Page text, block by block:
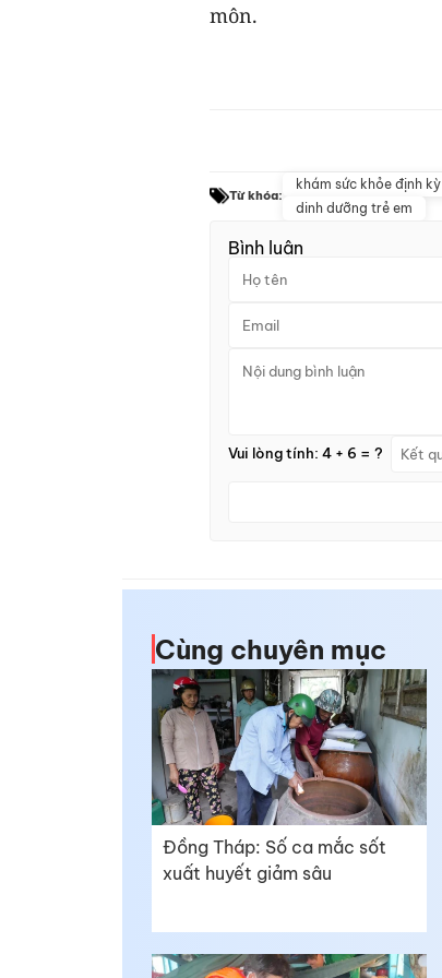
môn.
Từ khóa:
khám sức khỏe định kỳ
dinh dưỡng trẻ em
Bình luận
Vui lòng tính: 4 + 6 = ?
Cùng chuyên mục
Đồng Tháp: Số ca mắc sốt
xuất huyết giảm sâu